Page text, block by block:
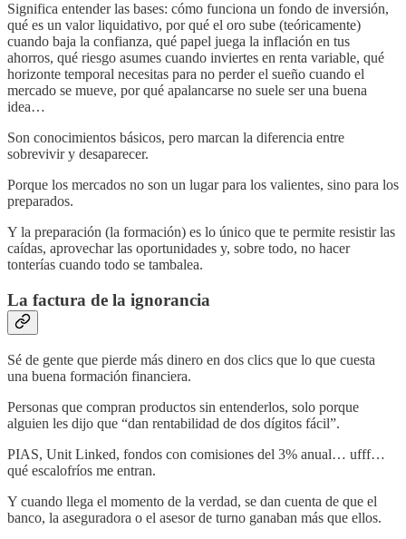
Significa entender las bases: cómo funciona un fondo de inversión,
qué es un valor liquidativo, por qué el oro sube (teóricamente)
cuando baja la confianza, qué papel juega la inflación en tus
ahorros, qué riesgo asumes cuando inviertes en renta variable, qué
horizonte temporal necesitas para no perder el sueño cuando el
mercado se mueve, por qué apalancarse no suele ser una buena
idea…
Son conocimientos básicos, pero marcan la diferencia entre
sobrevivir y desaparecer.
Porque los mercados no son un lugar para los valientes, sino para los
preparados.
Y la preparación (la formación) es lo único que te permite resistir las
caídas, aprovechar las oportunidades y, sobre todo, no hacer
tonterías cuando todo se tambalea.
La factura de la ignorancia
Sé de gente que pierde más dinero en dos clics que lo que cuesta
una buena formación financiera.
Personas que compran productos sin entenderlos, solo porque
alguien les dijo que “dan rentabilidad de dos dígitos fácil”.
PIAS, Unit Linked, fondos con comisiones del 3% anual… ufff…
qué escalofríos me entran.
Y cuando llega el momento de la verdad, se dan cuenta de que el
banco, la aseguradora o el asesor de turno ganaban más que ellos.